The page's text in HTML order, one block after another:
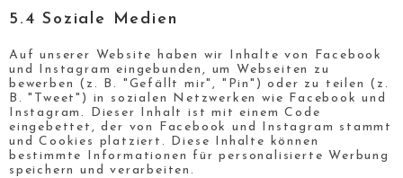
5.4 Soziale Medien
Auf unserer Website haben wir Inhalte von Facebook
und Instagram eingebunden, um Webseiten zu
bewerben (z. B. "Gefällt mir", "Pin") oder zu teilen (z.
B. "Tweet") in sozialen Netzwerken wie Facebook und
Instagram. Dieser Inhalt ist mit einem Code
eingebettet, der von Facebook und Instagram stammt
und Cookies platziert. Diese Inhalte können
bestimmte Informationen für personalisierte Werbung
speichern und verarbeiten.